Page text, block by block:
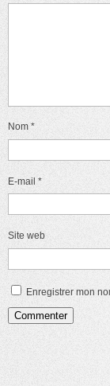
Nom *
E-mail *
Site web
Enregistrer mon